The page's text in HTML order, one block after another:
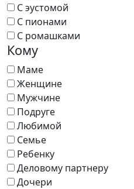
С эустомой
С пионами
С ромашками
Кому
Маме
Женщине
Мужчине
Подруге
Любимой
Семье
Ребенку
Деловому партнеру
Дочери